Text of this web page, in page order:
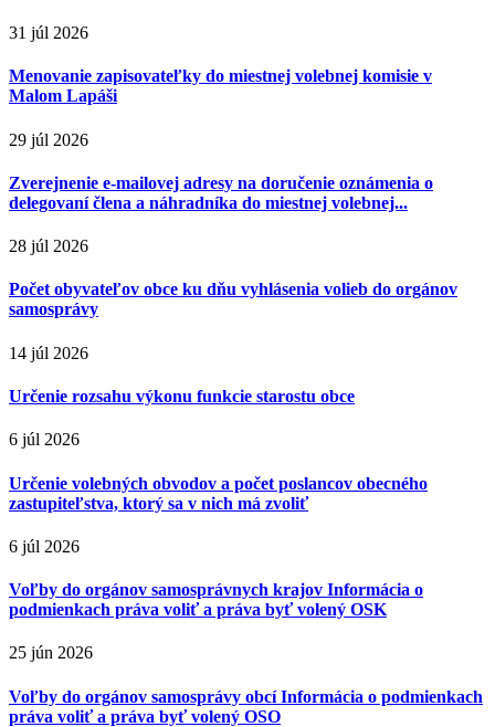
31 júl 2026
Menovanie zapisovateľky do miestnej volebnej komisie v
Malom Lapáši
29 júl 2026
Zverejnenie e-mailovej adresy na doručenie oznámenia o
delegovaní člena a náhradníka do miestnej volebnej...
28 júl 2026
Počet obyvateľov obce ku dňu vyhlásenia volieb do orgánov
samosprávy
14 júl 2026
Určenie rozsahu výkonu funkcie starostu obce
6 júl 2026
Určenie volebných obvodov a počet poslancov obecného
zastupiteľstva, ktorý sa v nich má zvoliť
6 júl 2026
Voľby do orgánov samosprávnych krajov Informácia o
podmienkach práva voliť a práva byť volený OSK
25 jún 2026
Voľby do orgánov samosprávy obcí Informácia o podmienkach
práva voliť a práva byť volený OSO